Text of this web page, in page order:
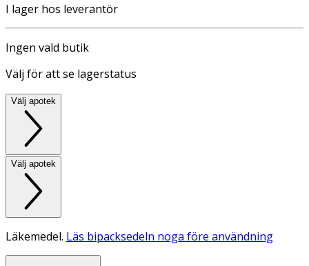
I lager hos leverantör
Ingen vald butik
Välj för att se lagerstatus
Välj apotek
Välj apotek
Läkemedel. Läs bipacksedeln noga före användning